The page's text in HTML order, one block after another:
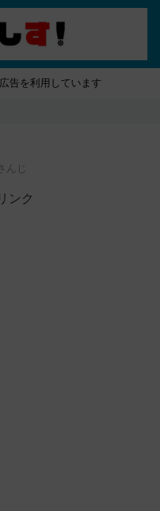
告を利用しています
んじ
ンク